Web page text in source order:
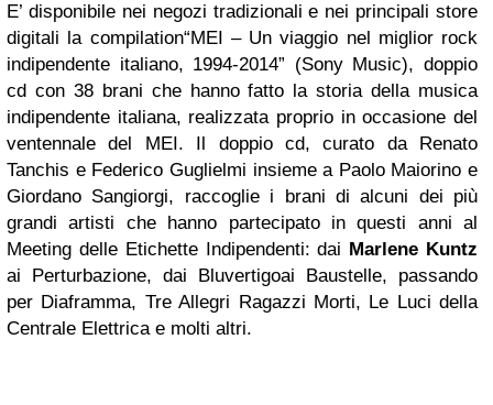
E’ disponibile nei negozi tradizionali e nei principali store
digitali la compilation“MEI – Un viaggio nel miglior rock
indipendente italiano, 1994-2014” (Sony Music), doppio
cd con 38 brani che hanno fatto la storia della musica
indipendente italiana, realizzata proprio in occasione del
ventennale del MEI. Il doppio cd, curato da Renato
Tanchis e Federico Guglielmi insieme a Paolo Maiorino e
Giordano Sangiorgi, raccoglie i brani di alcuni dei più
grandi artisti che hanno partecipato in questi anni al
Meeting delle Etichette Indipendenti: dai Marlene Kuntz
ai Perturbazione, dai Bluvertigoai Baustelle, passando
per Diaframma, Tre Allegri Ragazzi Morti, Le Luci della
Centrale Elettrica e molti altri.